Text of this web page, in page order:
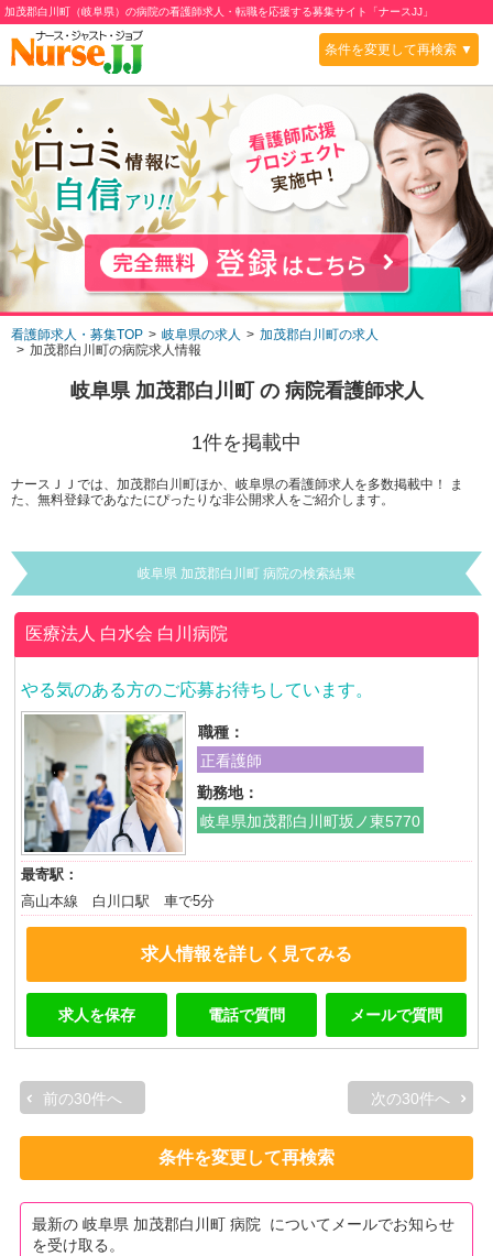
加茂郡白川町（岐阜県）の病院の看護師求人・転職を応援する募集サイト「ナースJJ」
条件を変更して再検索 ▼
看護師求人・募集TOP 岐阜県の求人
加茂郡白川町の求人
加茂郡白川町の病院求人情報
岐阜県 加茂郡白川町 の 病院看護師求人
1件を掲載中
ナースＪＪでは、加茂郡白川町ほか、岐阜県の看護師求人を多数掲載中！ ま
た、無料登録であなたにぴったりな非公開求人をご紹介します。
岐阜県 加茂郡白川町 病院の検索結果
医療法人 白水会 白川病院
やる気のある方のご応募お待ちしています。
職種：
正看護師
勤務地：
岐阜県加茂郡白川町坂ノ東5770
最寄駅：
高山本線 白川口駅 車で5分
求人情報を詳しく見てみる
求人を保存 電話で質問 メールで質問
前の30件へ 次の30件へ
条件を変更して再検索
最新の 岐阜県 加茂郡白川町 病院 についてメールでお知らせ
を受け取る。